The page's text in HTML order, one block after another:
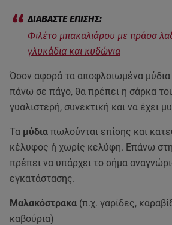
Φιλέτο μπακαλιάρου με πράσα
γλυκάδια και κυδώνια
Όσον αφορά τα αποφλοιωμένα
πάνω σε πάγο, θα πρέπει η σάρκα
γυαλιστερή, συνεκτική και να έχει
Τα μύδια πωλούνται επίσης και
κέλυφος ή χωρίς κελύφη. Επάνω
πρέπει να υπάρχει το σήμα
εγκατάστασης.
Μαλακόστρακα (π.χ. γαρίδες,
καβούρια)